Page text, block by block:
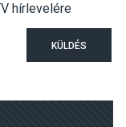
hírlevelére
KÜLDÉS